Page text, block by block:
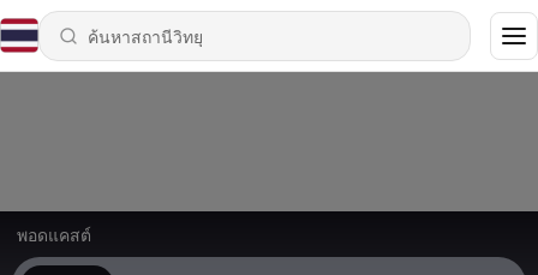
พอดแคสต์